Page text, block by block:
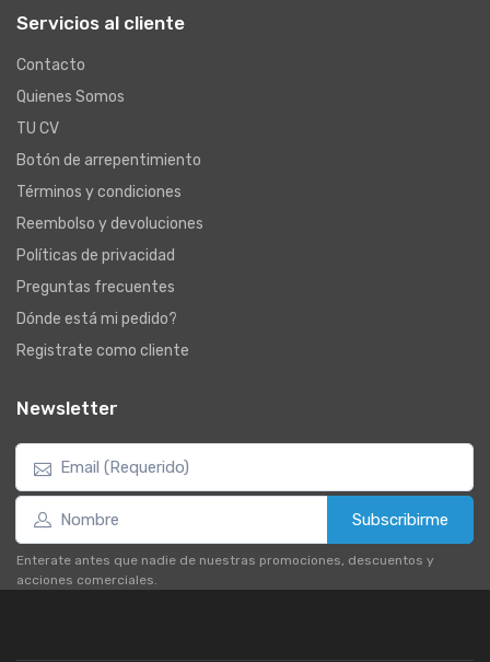
Servicios al cliente
Contacto
Quienes Somos
TU CV
Botón de arrepentimiento
Términos y condiciones
Reembolso y devoluciones
Políticas de privacidad
Preguntas frecuentes
Dónde está mi pedido?
Registrate como cliente
Newsletter
Subscribirme
Enterate antes que nadie de nuestras promociones, descuentos y
acciones comerciales.